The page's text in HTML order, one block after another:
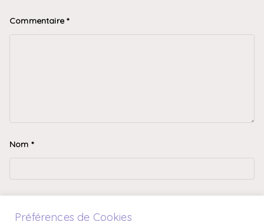
Commentaire*
Nom *
Préférences de Cookies